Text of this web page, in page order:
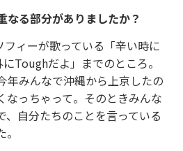
る部分がありましたか？
ィーが歌っている「辛い時に
Toughだよ」までのところ。
年みんなで沖縄から上京したの
なっちゃって。そのときみんな
、自分たちのことを言っている